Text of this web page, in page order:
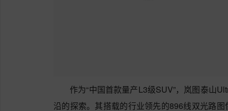
作为“中国首款量产L3级SUV”，岚图泰山
沿的探索。其搭载的行业领先的896线双光路